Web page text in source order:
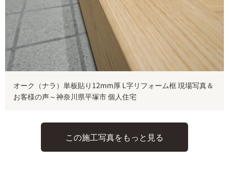
オーク（ナラ）単板貼り12mm厚 L字リフォーム框 現場写真＆
お客様の声～神奈川県平塚市 個人住宅
この施工写真をもっと見る